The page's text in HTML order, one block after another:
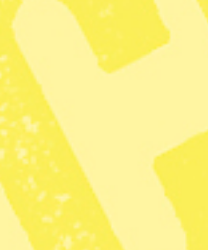
kan slås samman
grön kil i Stockholm och ett bra
Mälaren. Ett område som enligt
skydd, säger Katarina Luhr,
till Stockholm Direkt.
någon överraskning: området
naturreservat i många år,
det nu ser ut att bli av är att en
gräns nu kan